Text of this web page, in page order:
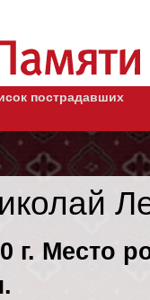
пострадавших
г. Место